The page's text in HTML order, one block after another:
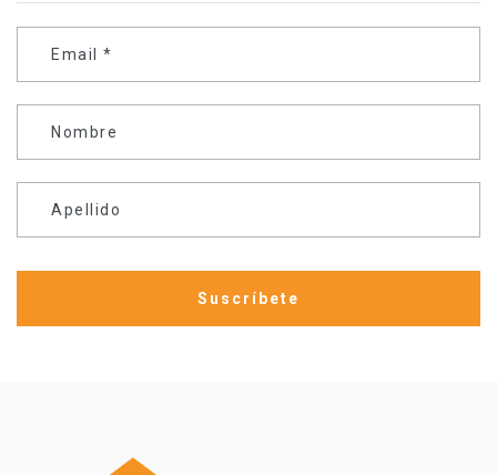
Email *
Nombre
Apellido